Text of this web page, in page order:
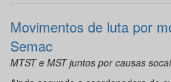
Movimentos de luta por
Semac
MTST e MST juntos por causas